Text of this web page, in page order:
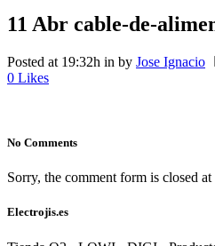
11 Abr cable-de-
Posted at 19:32h in by Jose Ignacio
0 Likes
No Comments
Sorry, the comment form is closed at
Electrojis.es